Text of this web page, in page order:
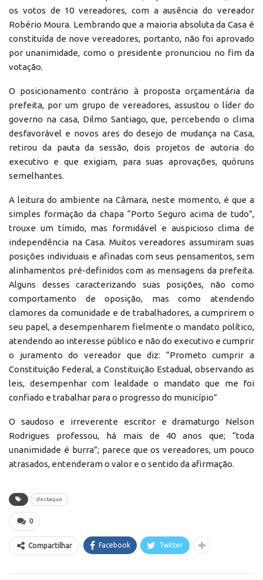
os votos de 10 vereadores, com a ausência do vereador
Robério Moura. Lembrando que a maioria absoluta da Casa é
constituída de nove vereadores, portanto, não foi aprovado
por unanimidade, como o presidente pronunciou no fim da
votação.
O posicionamento contrário à proposta orçamentária da
prefeita, por um grupo de vereadores, assustou o líder do
governo na casa, Dilmo Santiago, que, percebendo o clima
desfavorável e novos ares do desejo de mudança na Casa,
retirou da pauta da sessão, dois projetos de autoria do
executivo e que exigiam, para suas aprovações, quóruns
semelhantes.
A leitura do ambiente na Câmara, neste momento, é que a
simples formação da chapa “Porto Seguro acima de tudo”,
trouxe um tímido, mas formidável e auspicioso clima de
independência na Casa. Muitos vereadores assumiram suas
posições individuais e afinadas com seus pensamentos, sem
alinhamentos pré-definidos com as mensagens da prefeita.
Alguns desses caracterizando suas posições, não como
comportamento de oposição, mas como atendendo
clamores da comunidade e de trabalhadores, a cumprirem o
seu papel, a desempenharem fielmente o mandato político,
atendendo ao interesse público e não do executivo e cumprir
o juramento do vereador que diz: “Prometo cumprir a
Constituição Federal, a Constituição Estadual, observando as
leis, desempenhar com lealdade o mandato que me foi
confiado e trabalhar para o progresso do município”
O saudoso e irreverente escritor e dramaturgo Nelson
Rodrigues professou, há mais de 40 anos que; “toda
unanimidade é burra”; parece que os vereadores, um pouco
atrasados, entenderam o valor e o sentido da afirmação.
destaque
0
Compartilhar Facebook Twitter